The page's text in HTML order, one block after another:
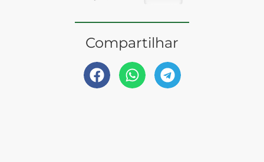
Compartilhar